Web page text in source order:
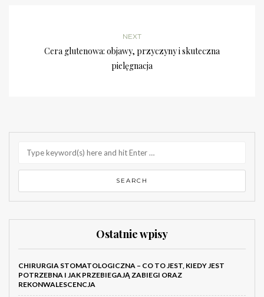
NEXT
Cera glutenowa: objawy, przyczyny i skuteczna
pielęgnacja
Ostatnie wpisy
CHIRURGIA STOMATOLOGICZNA – CO TO JEST, KIEDY JEST
POTRZEBNA I JAK PRZEBIEGAJĄ ZABIEGI ORAZ
REKONWALESCENCJA